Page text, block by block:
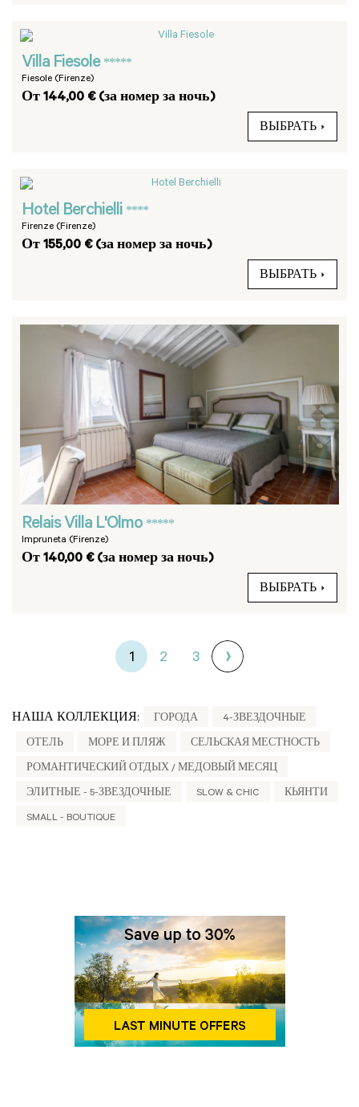
Villa Fiesole *****
Fiesole (Firenze)
От 144,00 € (за номер за ночь)
ВЫБРАТЬ
Hotel Berchielli ****
Firenze (Firenze)
От 155,00 € (за номер за ночь)
ВЫБРАТЬ
Relais Villa L'Olmo *****
Impruneta (Firenze)
От 140,00 € (за номер за ночь)
ВЫБРАТЬ
1 2 3
НАША КОЛЛЕКЦИЯ: ГОРОДА 4-ЗВЕЗДОЧНЫЕ
ОТЕЛЬ МОРЕ И ПЛЯЖ СЕЛЬСКАЯ МЕСТНОСТЬ
РОМАНТИЧЕСКИЙ ОТДЫХ / МЕДОВЫЙ МЕСЯЦ
ЭЛИТНЫЕ - 5-ЗВЕЗДОЧНЫЕ SLOW & CHIC КЬЯНТИ
SMALL - BOUTIQUE